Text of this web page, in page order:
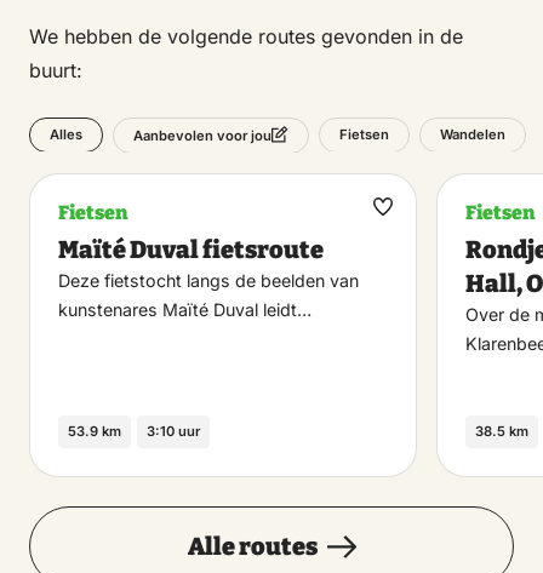
We hebben de volgende routes gevonden in de
buurt:
Alles Aanbevolen voor jou Fietsen Wandelen
Fietsen
Maïté Duval fietsroute
Deze fietstocht langs de beelden van
kunstenares Maïté Duval leidt…
53.9 km 3:10 uur
Maak
Fietsen
Hall,
Over de
38.5 km
Alle routes